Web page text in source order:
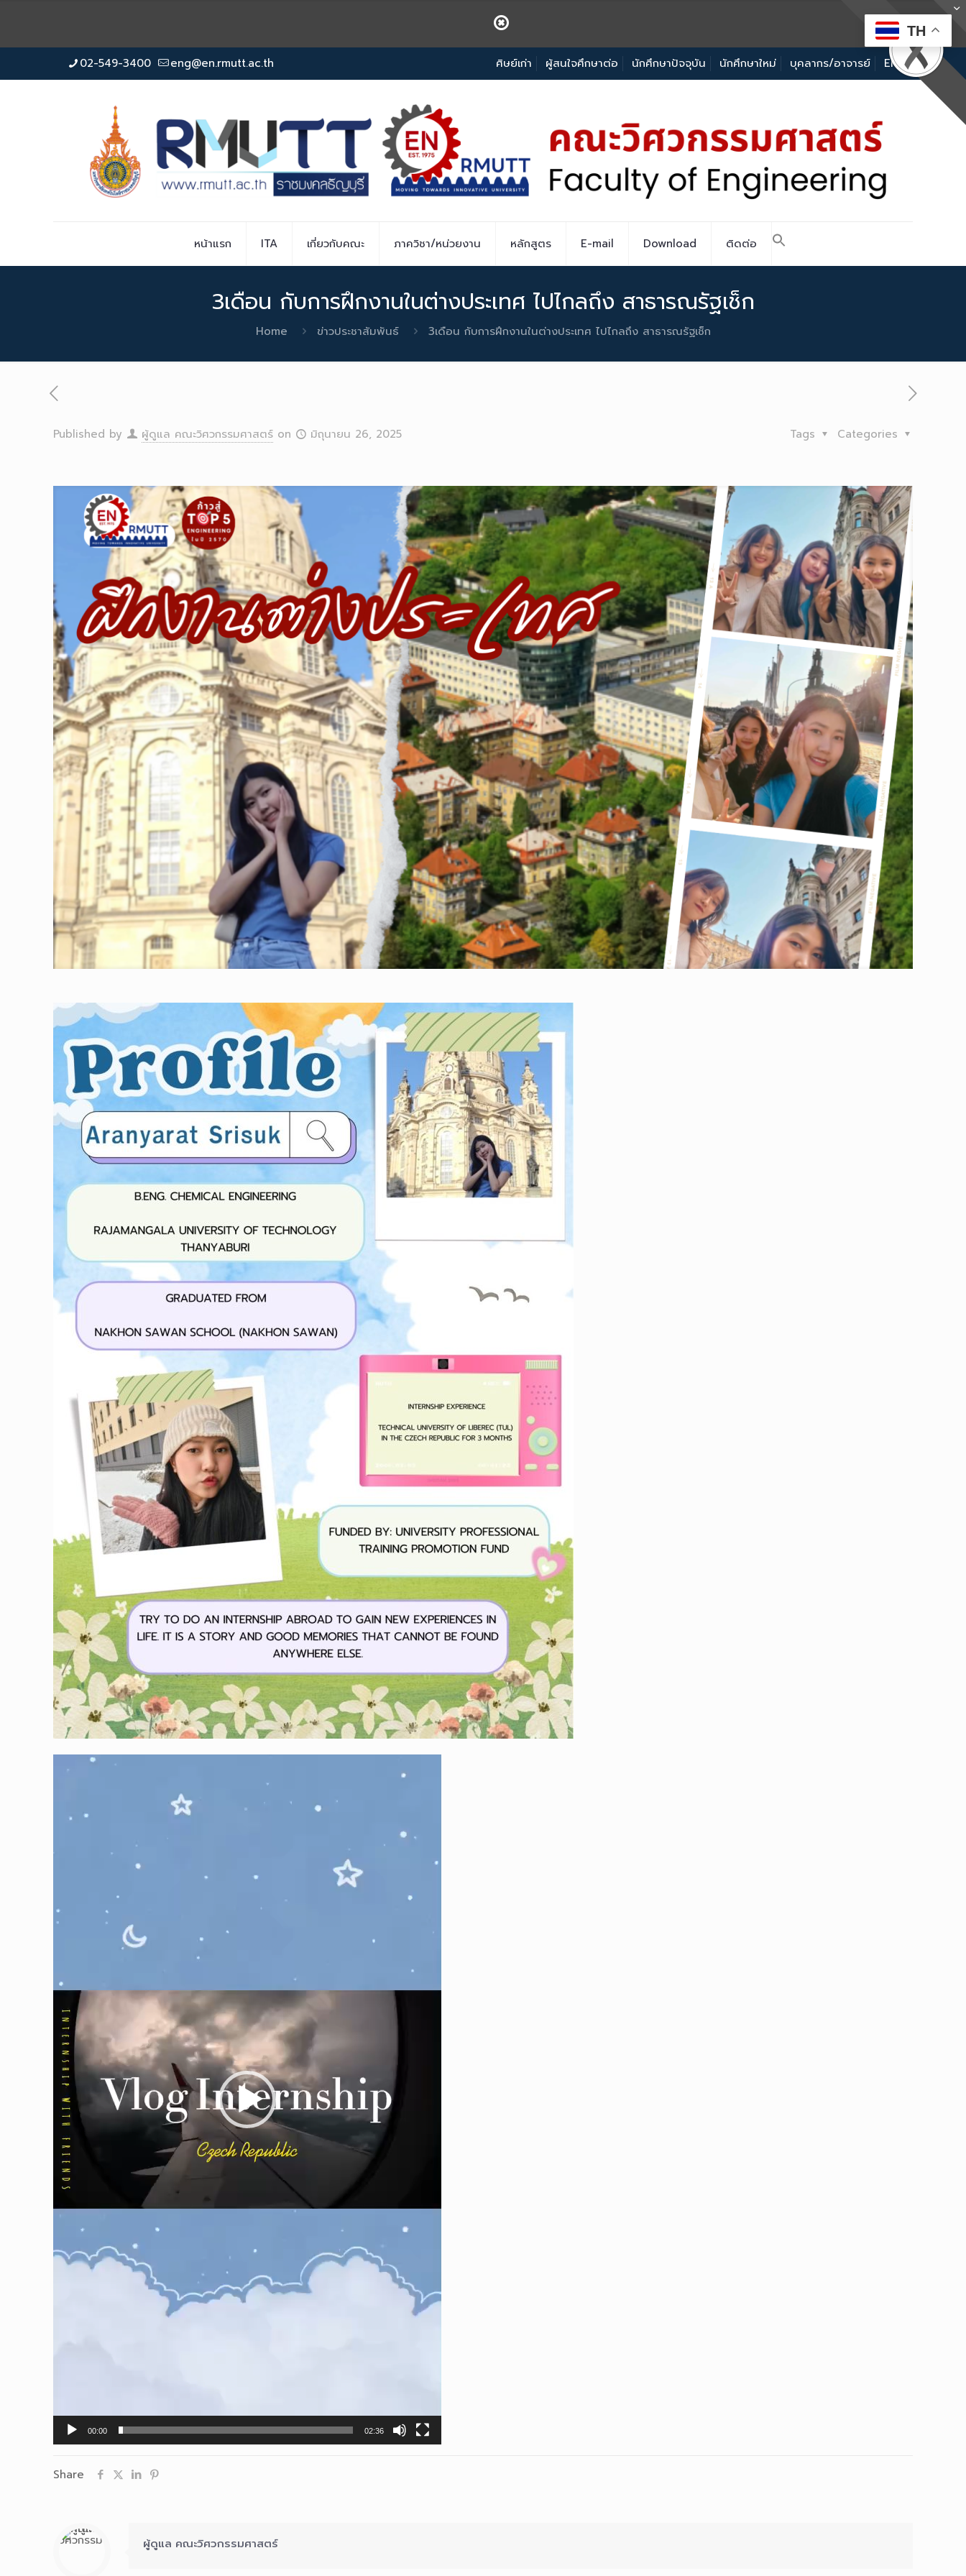
02-549-3400 eng@en.rmutt.ac.th ศิษย์เก่า ผู้สนใจศึกษาต่อ นักศึกษาปัจจุบัน นักศึกษาใหม่ บุคลากร/อาจารย์ EN
หน้าแรก ITA เกี่ยวกับคณะ ภาควิชา/หน่วยงาน หลักสูตร E-mail Download ติดต่อ
3เดือน กับการฝึกงานในต่างประเทศ ไปไกลถึง สาธารณรัฐเช็ก
Home ข่าวประชาสัมพันธ์ 3เดือน กับการฝึกงานในต่างประเทศ ไปไกลถึง สาธารณรัฐเช็ก
Published by ผู้ดูแล คณะวิศวกรรมศาสตร์ on มิถุนายน 26, 2025 Categories
Tags
00:00 02:36
Share
ผู้ดูแล คณะวิศวกรรมศาสตร์
TH